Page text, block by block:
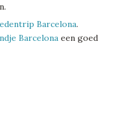
Barcelona.
Barcelona een goed